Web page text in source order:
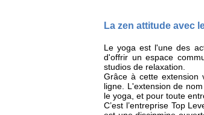
La zen attitude avec
Le yoga est l'une des
d'offrir un espace
studios de relaxation.
Grâce à cette extension
ligne. L'extension de
le yoga, et pour toute
C’est l’entreprise Top